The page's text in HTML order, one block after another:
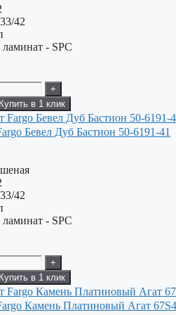
33/42
- SPC
+
Купить в 1 клик
Бевел Дуб Бастион 50-6191-41
33/42
- SPC
+
Купить в 1 клик
Камень Платиновый Агат